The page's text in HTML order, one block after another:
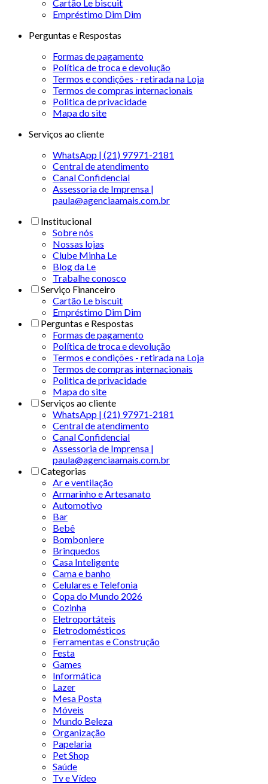
Cartão Le biscuit
Empréstimo Dim Dim
Perguntas e Respostas
Formas de pagamento
Política de troca e devolução
Termos e condições - retirada na Loja
Termos de compras internacionais
Politica de privacidade
Mapa do site
Serviços ao cliente
WhatsApp | (21) 97971-2181
Central de atendimento
Canal Confidencial
Assessoria de Imprensa |
paula@agenciaamais.com.br
Institucional
Sobre nós
Nossas lojas
Clube Minha Le
Blog da Le
Trabalhe conosco
Serviço Financeiro
Cartão Le biscuit
Empréstimo Dim Dim
Perguntas e Respostas
Formas de pagamento
Política de troca e devolução
Termos e condições - retirada na Loja
Termos de compras internacionais
Politica de privacidade
Mapa do site
Serviços ao cliente
WhatsApp | (21) 97971-2181
Central de atendimento
Canal Confidencial
Assessoria de Imprensa |
paula@agenciaamais.com.br
Categorias
Ar e ventilação
Armarinho e Artesanato
Automotivo
Bar
Bebê
Bomboniere
Brinquedos
Casa Inteligente
Cama e banho
Celulares e Telefonia
Copa do Mundo 2026
Cozinha
Eletroportáteis
Eletrodomésticos
Ferramentas e Construção
Festa
Games
Informática
Lazer
Mesa Posta
Móveis
Mundo Beleza
Organização
Papelaria
Pet Shop
Saúde
Tv e Vídeo